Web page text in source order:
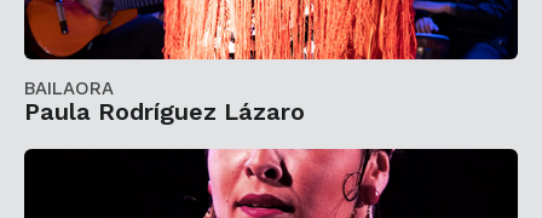
BAILAORA
Paula Rodríguez Lázaro